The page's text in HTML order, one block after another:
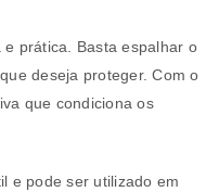
prática. Basta espalhar o
deseja proteger. Com o
que condiciona os
e pode ser utilizado em